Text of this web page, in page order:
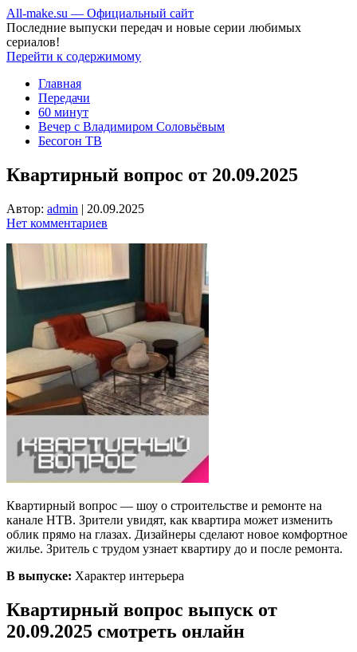
All-make.su — Официальный сайт
Последние выпуски передач и новые серии любимых
сериалов!
Перейти к содержимому
Главная
Передачи
60 минут
Вечер с Владимиром Соловьёвым
Бесогон ТВ
Квартирный вопрос от 20.09.2025
Автор: admin | 20.09.2025
Нет комментариев
Квартирный вопрос — шоу о строительстве и ремонте на
канале НТВ. Зрители увидят, как квартира может изменить
облик прямо на глазах. Дизайнеры сделают новое комфортное
жилье. Зритель с трудом узнает квартиру до и после ремонта.
В выпуске: Характер интерьера
Квартирный вопрос выпуск от
20.09.2025 смотреть онлайн